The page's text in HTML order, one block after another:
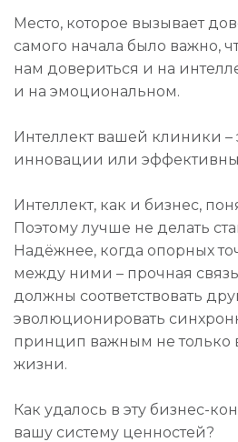
Место, которое вызывает
самого начала было важно,
нам довериться и на
и на эмоциональном.
Интеллект вашей клиники –
инновации или
Интеллект, как и бизнес,
Поэтому лучше не делать
Надёжнее, когда опорных
между ними – прочная
должны соответствовать
эволюционировать
принцип важным не только
жизни.
Как удалось в эту бизнес-
вашу систему ценностей?